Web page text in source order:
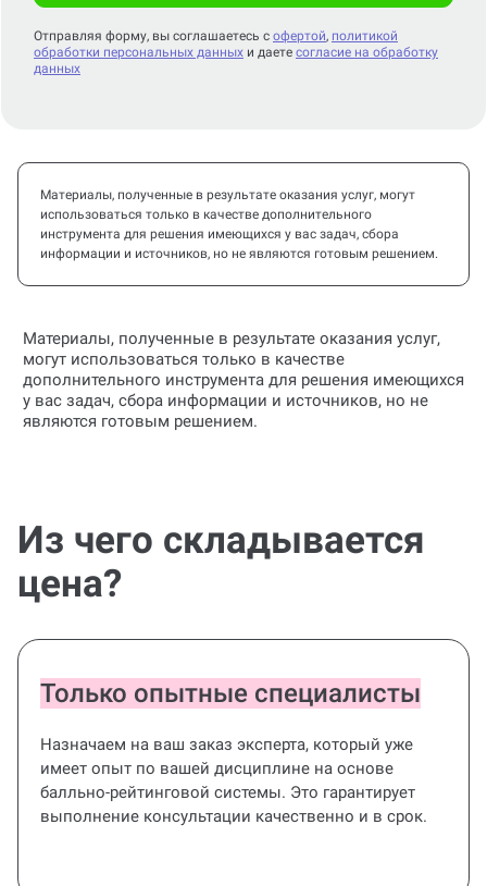
Отправляя форму, вы соглашаетесь с офертой, политикой
обработки персональных данных и даете согласие на обработку
данных
Материалы, полученные в результате оказания услуг, могут
использоваться только в качестве дополнительного
инструмента для решения имеющихся у вас задач, сбора
информации и источников, но не являются готовым решением.
Материалы, полученные в результате оказания услуг,
могут использоваться только в качестве
дополнительного инструмента для решения имеющихся
у вас задач, сбора информации и источников, но не
являются готовым решением.
Из чего складывается
цена?
Только опытные специалисты
Назначаем на ваш заказ эксперта, который уже
имеет опыт по вашей дисциплине на основе
балльно-рейтинговой системы. Это гарантирует
выполнение консультации качественно и в срок.